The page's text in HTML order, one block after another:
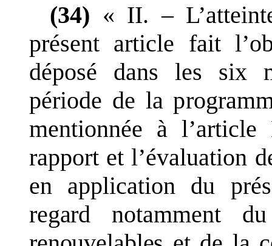
(34) « II. – L’
présent article fait l’
déposé dans les six
période de la
mentionnée à l’article
rapport et l’évaluation
en application du
regard notamment